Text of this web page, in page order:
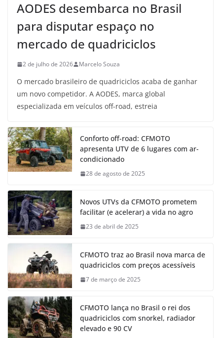
AODES desembarca no Brasil
para disputar espaço no
mercado de quadriciclos
2 de julho de 2026 Marcelo Souza
O mercado brasileiro de quadriciclos acaba de ganhar
um novo competidor. A AODES, marca global
especializada em veículos off-road, estreia
Conforto off-road: CFMOTO
apresenta UTV de 6 lugares com ar-
condicionado
28 de agosto de 2025
Novos UTVs da CFMOTO prometem
facilitar (e acelerar) a vida no agro
23 de abril de 2025
CFMOTO traz ao Brasil nova marca de
quadriciclos com preços acessíveis
7 de março de 2025
CFMOTO lança no Brasil o rei dos
quadriciclos com snorkel, radiador
elevado e 90 CV